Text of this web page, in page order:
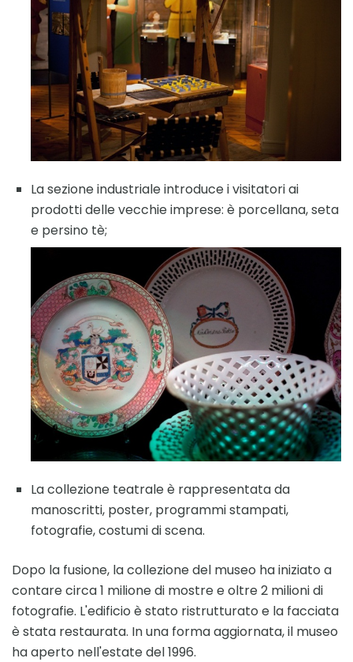
La sezione industriale introduce i visitatori ai
prodotti delle vecchie imprese: è porcellana, seta
e persino tè;
La collezione teatrale è rappresentata da
manoscritti, poster, programmi stampati,
fotografie, costumi di scena.
Dopo la fusione, la collezione del museo ha iniziato a
contare circa 1 milione di mostre e oltre 2 milioni di
fotografie. L'edificio è stato ristrutturato e la facciata
è stata restaurata. In una forma aggiornata, il museo
ha aperto nell'estate del 1996.